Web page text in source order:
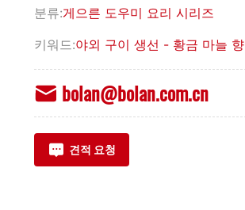
분류:게으른 도우미 요리 시리즈
키워드:야외 구이 생선 - 황금 마늘 향
bolan@bolan.com.cn
견적 요청